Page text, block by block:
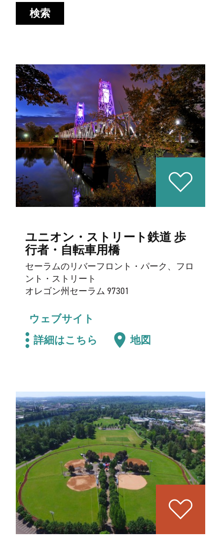
検索
ユニオン・ストリート鉄道 歩
行者・自転車用橋
セーラムのリバーフロント・パーク、フロ
ント・ストリート
オレゴン州セーラム 97301
ウェブサイト
詳細はこちら
地図